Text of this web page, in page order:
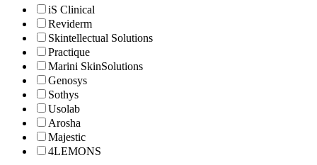
iS Clinical
Reviderm
Skintellectual Solutions
Practique
Marini SkinSolutions
Genosys
Sothys
Usolab
Arosha
Majestic
4LEMONS